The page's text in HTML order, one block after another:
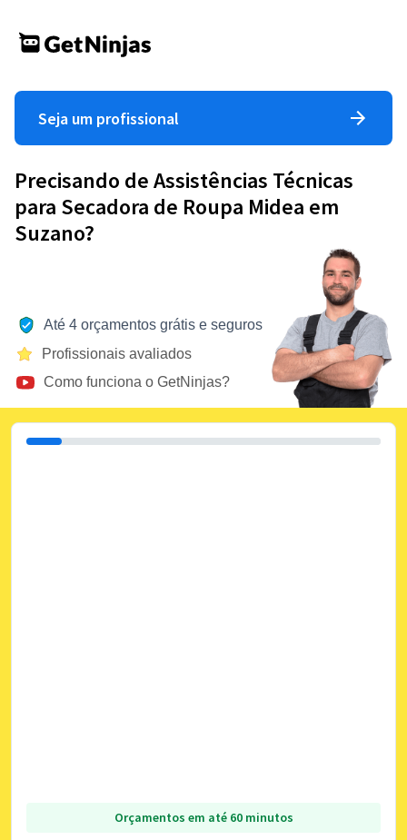
Seja um profissional
Precisando de Assistências Técnicas
para Secadora de Roupa Midea em
Suzano?
Até 4 orçamentos grátis e seguros
Profissionais avaliados
Como funciona o GetNinjas?
Orçamentos em até 60 minutos